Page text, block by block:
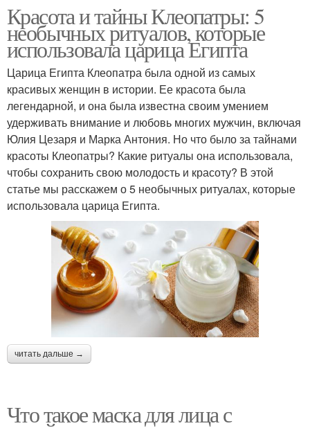
Красота и тайны Клеопатры: 5
необычных ритуалов, которые
использовала царица Египта
Царица Египта Клеопатра была одной из самых
красивых женщин в истории. Ее красота была
легендарной, и она была известна своим умением
удерживать внимание и любовь многих мужчин, включая
Юлия Цезаря и Марка Антония. Но что было за тайнами
красоты Клеопатры? Какие ритуалы она использовала,
чтобы сохранить свою молодость и красоту? В этой
статье мы расскажем о 5 необычных ритуалах, которые
использовала царица Египта.
читать дальше →
Что такое маска для лица с